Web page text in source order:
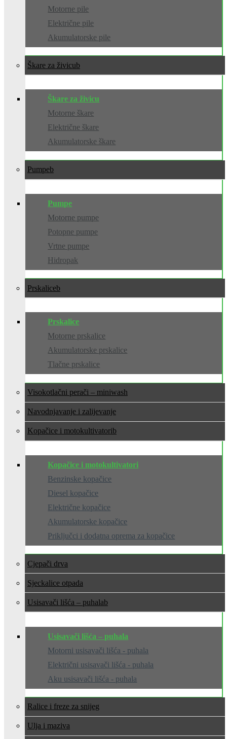
Motorne pile
Električne pile
Akumulatorske pile
Škare za živicu
Škare za živicu
Motorne škare
Električne škare
Akumulatorske škare
Pumpe
Pumpe
Motorne pumpe
Potopne pumpe
Vrtne pumpe
Hidropak
Prskalice
Prskalice
Motorne prskalice
Akumulatorske prskalice
Tlačne prskalice
Visokotlačni perači – miniwash
Navodnjavanje i zalijevanje
Kopačice i motokultivatori
Kopačice i motokultivatori
Benzinske kopačice
Diesel kopačice
Električne kopačice
Akumulatorske kopačice
Priključci i dodatna oprema za kopačice
Cjepači drva
Sjeckalice otpada
Usisavači lišća – puhala
Usisavači lišća – puhala
Motorni usisavači lišća - puhala
Električni usisavači lišća - puhala
Aku usisavači lišća - puhala
Ralice i freze za snijeg
Ulja i maziva